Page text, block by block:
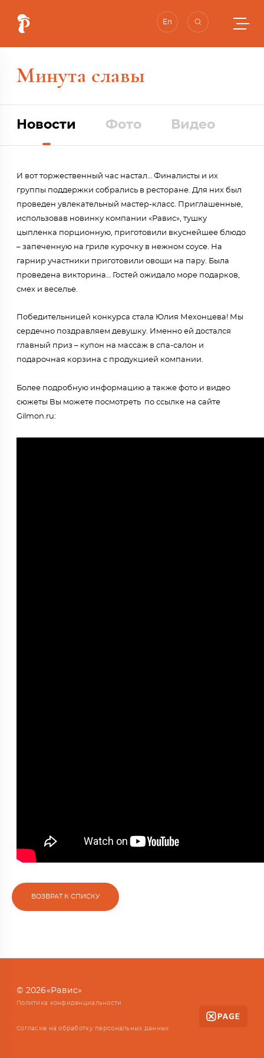
En
Минута славы
Новости Фото Видео
И вот торжественный час настал… Финалисты и их
группы поддержки собрались в ресторане. Для них был
проведен увлекательный мастер-класс. Приглашенные,
использовав новинку компании «Равис», тушку
цыпленка порционную, приготовили вкуснейшее блюдо
– запеченную на гриле курочку в нежном соусе. На
гарнир участники приготовили овощи на пару. Была
проведена викторина… Гостей ожидало море подарков,
смех и веселье.
Победительницей конкурса стала Юлия Мехонцева! Мы
сердечно поздравляем девушку. Именно ей достался
главный приз – купон на массаж в спа-салон и
подарочная корзина с продукцией компании.
Более подробную информацию а также фото и видео
сюжеты Вы можете посмотреть по ссылке на сайте
Gilmon.ru:
ВОЗВРАТ К СПИСКУ
© 2026«Равис»
Политика конфиденциальности
Согласие на обработку персональных данных